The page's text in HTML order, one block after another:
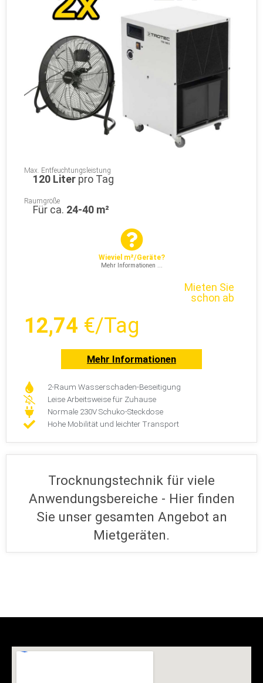
Max. Entfeuchtungsleistung
120 Liter pro Tag
Raumgröße
Für ca. 24-40 m²
Wieviel m²/Geräte?
Mehr Informationen ...
Mieten Sie
schon ab
12,74 €/Tag
Mehr Informationen
2-Raum Wasserschaden-Beseitigung
Leise Arbeitsweise für Zuhause
Normale 230V Schuko-Steckdose
Hohe Mobilität und leichter Transport
Trocknungstechnik für viele
Anwendungsbereiche - Hier finden
Sie unser gesamten Angebot an
Mietgeräten.